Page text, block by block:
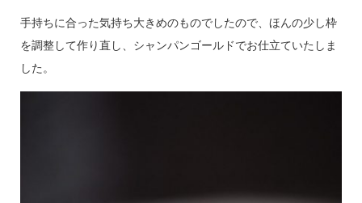
手持ちに合った気持ち大きめのものでしたので、ほんの少し枠
を調整して作り直し、シャンパンゴールドでお仕立ていたしま
した。